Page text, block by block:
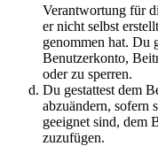
Verantwortung für
er nicht selbst
genommen hat. Du
Benutzerkonto,
oder zu sperren.
Du gestattest dem
abzuändern, sofern
geeignet sind, dem
zuzufügen.